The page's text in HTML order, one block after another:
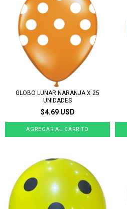
GLOBO LUNAR NARANJA X 25
UNIDADES
$4.69 USD